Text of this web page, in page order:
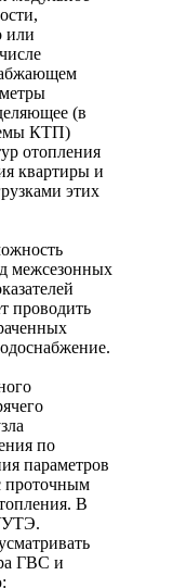
или
(в
КТП)
отопления
квартиры и
этих
межсезонных
проводить
по
параметров
проточным
В
ГВС и